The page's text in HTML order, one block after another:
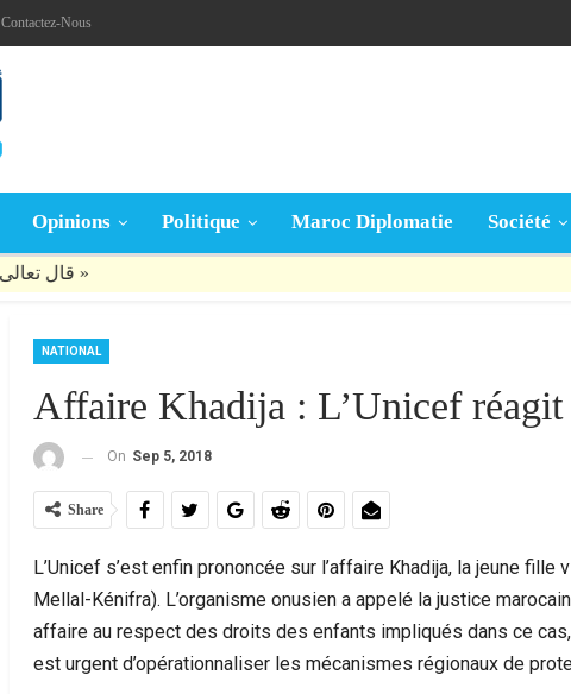
Contactez-Nous
Opinions Politique Maroc Diplomatie Société
NATIONAL
Affaire Khadija : L’Unicef réagit
On Sep 5, 2018
Share
L’Unicef s’est enfin prononcée sur l’affaire Khadija, la jeune
Mellal-Kénifra). L’organisme onusien a appelé la justice
affaire au respect des droits des enfants impliqués dans ce
est urgent d’opérationnaliser les mécanismes régionaux de